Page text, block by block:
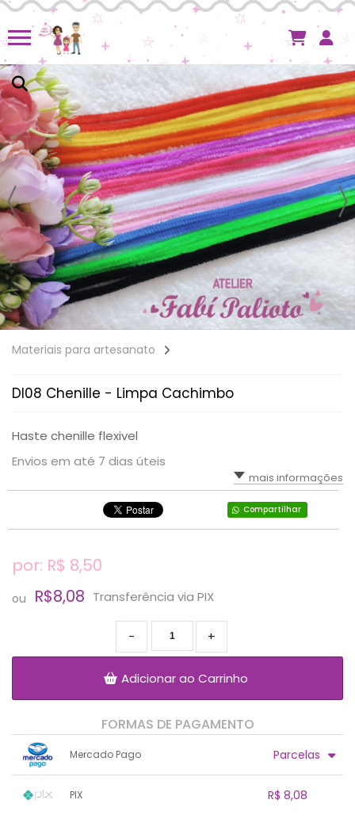
Materiais para artesanato
DI08 Chenille - Limpa Cachimbo
Haste chenille flexivel
Envios em até 7 dias úteis
mais informações
Compartilhar
por: R$ 8,50
ou R$8,08 Transferência via PIX
+
-
Adicionar ao Carrinho
FORMAS DE PAGAMENTO
Mercado Pago Parcelas
PIX R$ 8,08